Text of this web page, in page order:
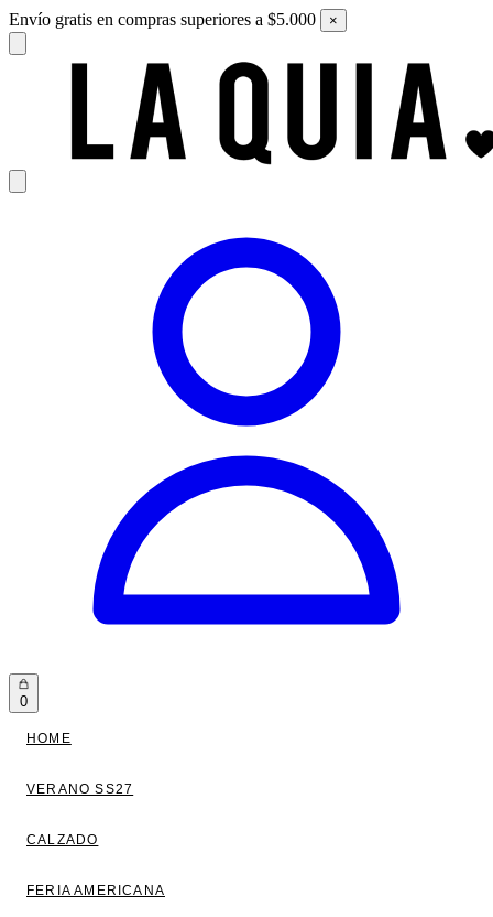
Envío gratis en compras superiores a $5.000 ×
0
HOME
VERANO SS27
CALZADO
FERIA AMERICANA